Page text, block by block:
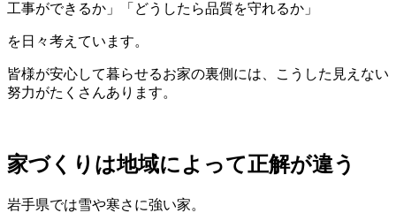
工事ができるか」「どうしたら品質を守れるか」
を日々考えています。
皆様が安心して暮らせるお家の裏側には、こうした見えない
努力がたくさんあります。
家づくりは地域によって正解が違う
岩手県では雪や寒さに強い家。